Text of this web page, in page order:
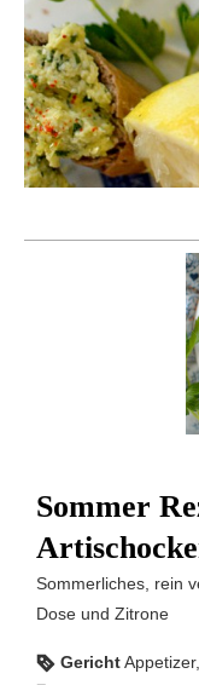
Sommer
Sommerliches, rein veganes Pesto mit Artischocken aus der
Dose und Zitrone
Gericht